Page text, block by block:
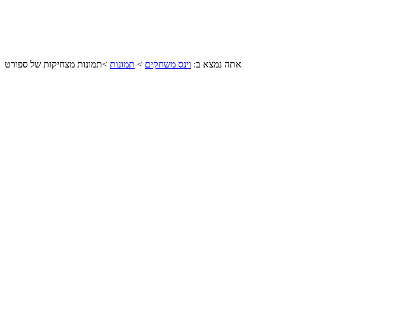
אתה נמצא ב: וינס משחקים > תמונות >תמונות מצחיקות של ספורט